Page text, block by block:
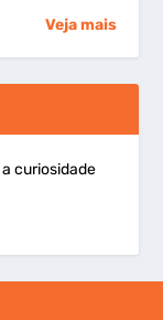
Veja mais
curiosidade